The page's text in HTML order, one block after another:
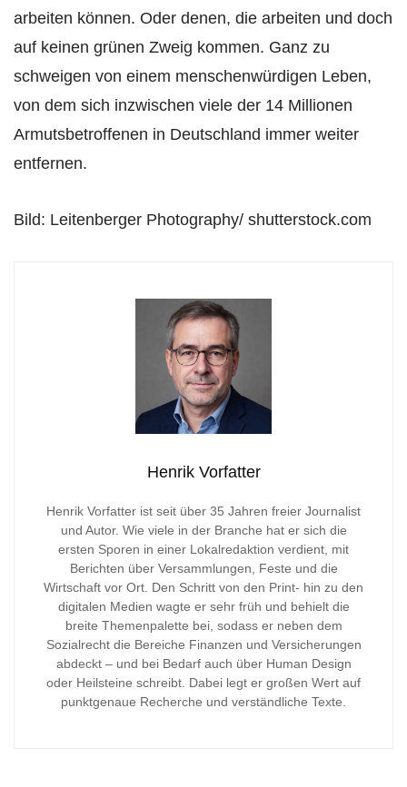
arbeiten können. Oder denen, die arbeiten und doch
auf keinen grünen Zweig kommen. Ganz zu
schweigen von einem menschenwürdigen Leben,
von dem sich inzwischen viele der 14 Millionen
Armutsbetroffenen in Deutschland immer weiter
entfernen.
Bild: Leitenberger Photography/ shutterstock.com
Henrik Vorfatter
Henrik Vorfatter ist seit über 35 Jahren freier Journalist
und Autor. Wie viele in der Branche hat er sich die
ersten Sporen in einer Lokalredaktion verdient, mit
Berichten über Versammlungen, Feste und die
Wirtschaft vor Ort. Den Schritt von den Print- hin zu den
digitalen Medien wagte er sehr früh und behielt die
breite Themenpalette bei, sodass er neben dem
Sozialrecht die Bereiche Finanzen und Versicherungen
abdeckt – und bei Bedarf auch über Human Design
oder Heilsteine schreibt. Dabei legt er großen Wert auf
punktgenaue Recherche und verständliche Texte.